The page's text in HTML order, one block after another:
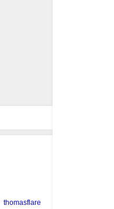
thomasflare